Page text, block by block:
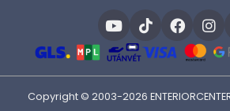
Copyright © 2003-2026